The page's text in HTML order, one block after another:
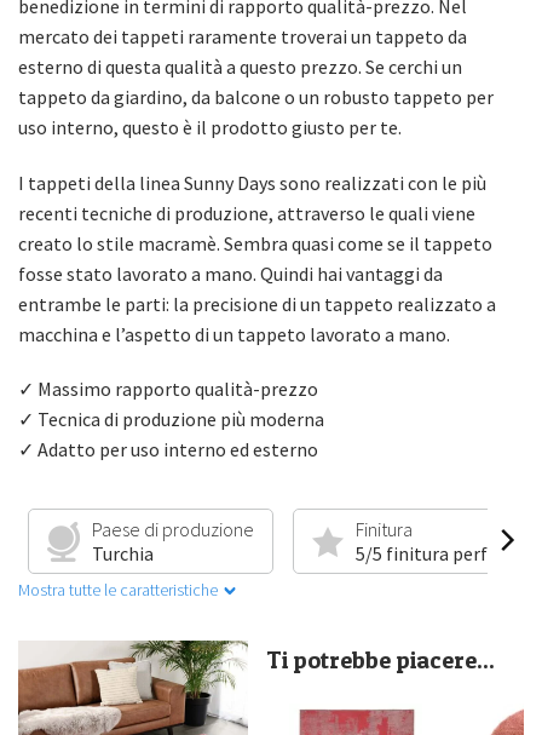
benedizione in termini di rapporto qualità-prezzo. Nel
mercato dei tappeti raramente troverai un tappeto da
esterno di questa qualità a questo prezzo. Se cerchi un
tappeto da giardino, da balcone o un robusto tappeto per
uso interno, questo è il prodotto giusto per te.
I tappeti della linea Sunny Days sono realizzati con le più
recenti tecniche di produzione, attraverso le quali viene
creato lo stile macramè. Sembra quasi come se il tappeto
fosse stato lavorato a mano. Quindi hai vantaggi da
entrambe le parti: la precisione di un tappeto realizzato a
macchina e l’aspetto di un tappeto lavorato a mano.
✓ Massimo rapporto qualità-prezzo
✓ Tecnica di produzione più moderna
✓ Adatto per uso interno ed esterno
Paese di produzione
Turchia
Finitura
5/5 finitura perfetta
Mostra tutte le caratteristiche
Ti potrebbe piacere...